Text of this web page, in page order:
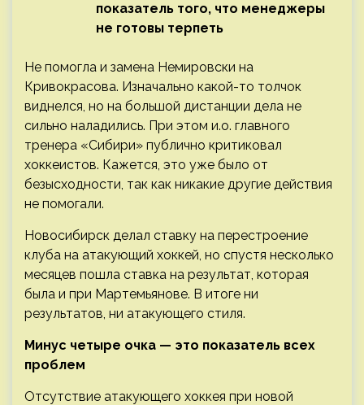
показатель того, что менеджеры
не готовы терпеть
Не помогла и замена Немировски на
Кривокрасова. Изначально какой-то толчок
виднелся, но на большой дистанции дела не
сильно наладились. При этом и.о. главного
тренера «Сибири» публично критиковал
хоккеистов. Кажется, это уже было от
безысходности, так как никакие другие действия
не помогали.
Новосибирск делал ставку на перестроение
клуба на атакующий хоккей, но спустя несколько
месяцев пошла ставка на результат, которая
была и при Мартемьянове. В итоге ни
результатов, ни атакующего стиля.
Минус четыре очка — это показатель всех
проблем
Отсутствие атакующего хоккея при новой